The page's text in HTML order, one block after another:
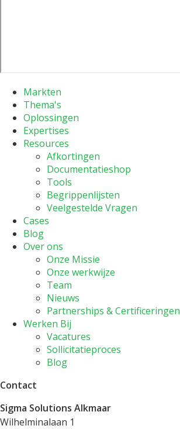
Markten
Thema's
Oplossingen
Expertises
Resources
Afkortingen
Documentatieshop
Tools
Begrippenlijsten
Veelgestelde Vragen
Cases
Blog
Over ons
Onze Missie
Onze werkwijze
Team
Nieuws
Partnerships & Certificeringen
Werken Bij
Vacatures
Sollicitatieproces
Blog
Contact
Sigma Solutions Alkmaar
Wilhelminalaan 1